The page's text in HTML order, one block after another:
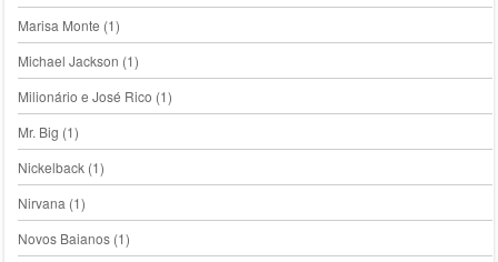
Marisa Monte (1)
Michael Jackson (1)
Milionário e José Rico (1)
Mr. Big (1)
Nickelback(1)
Nirvana (1)
Novos Baianos(1)